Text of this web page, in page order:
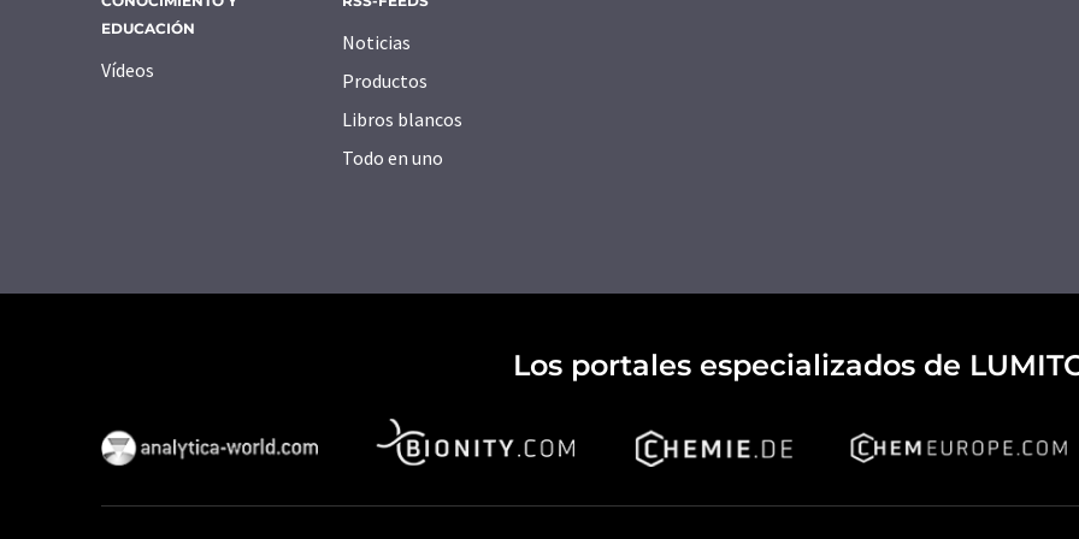
EDUCACIÓN
Vídeos
Noticias
Productos
Libros blancos
Todo en uno
Los portales especializados de